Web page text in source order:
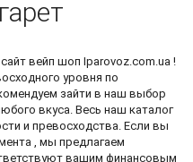
сайт вейп шоп Iparovoz.com.ua !
уровня по
зайти в наш выбор
вкуса. Весь наш каталог
и превосходства. Если вы
, мы предлагаем
вашим финансовым